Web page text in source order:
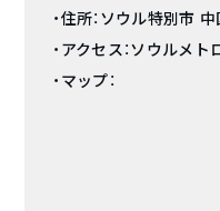
・住所：ソウル特別市
・アクセス：ソウルメト
・マップ：